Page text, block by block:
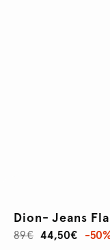
Dion- Jeans
44,50€
89€ -